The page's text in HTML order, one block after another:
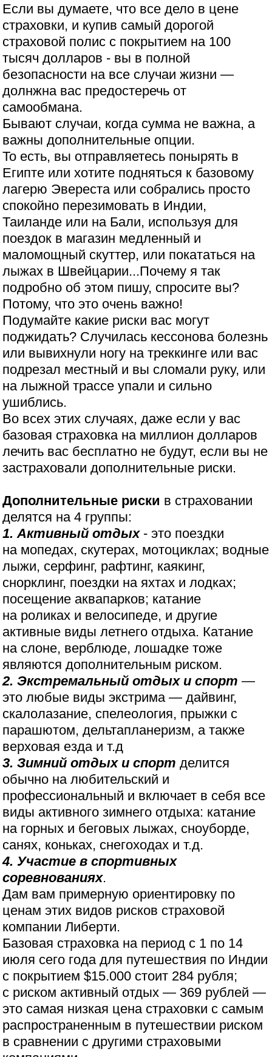
Если вы думаете, что все дело в цене
страховки, и купив самый дорогой
страховой полис с покрытием на 100
тысяч долларов - вы в полной
безопасности на все случаи жизни —
долнжна вас предостеречь от
самообмана.
Бывают случаи, когда сумма не важна, а
важны дополнительные опции.
То есть, вы отправляетесь понырять в
Египте или хотите подняться к базовому
лагерю Эвереста или собрались просто
спокойно перезимовать в Индии,
Таиланде или на Бали, используя для
поездок в магазин медленный и
маломощный скуттер, или покататься на
лыжах в Швейцарии...Почему я так
подробно об этом пишу, спросите вы?
Потому, что это очень важно!
Подумайте какие риски вас могут
поджидать? Случилась кессонова болезнь
или вывихнули ногу на треккинге или вас
подрезал местный и вы сломали руку, или
на лыжной трассе упали и сильно
ушиблись.
Во всех этих случаях, даже если у вас
базовая страховка на миллион долларов
лечить вас бесплатно не будут, если вы не
застраховали дополнительные риски.
Дополнительные риски в страховании
делятся на 4 группы:
1. Активный отдых - это поездки
на мопедах, скутерах, мотоциклах; водные
лыжи, серфинг, рафтинг, каякинг,
снорклинг, поездки на яхтах и лодках;
посещение аквапарков; катание
на роликах и велосипеде, и другие
активные виды летнего отдыха. Катание
на слоне, верблюде, лошадке тоже
являются дополнительным риском.
2. Экстремальный отдых и спорт —
это любые виды экстрима — дайвинг,
скалолазание, спелеология, прыжки с
парашютом, дельтапланеризм, а также
верховая езда и т.д
3. Зимний отдых и спорт делится
обычно на любительский и
профессиональный и включает в себя все
виды активного зимнего отдыха: катание
на горных и беговых лыжах, сноуборде,
санях, коньках, снегоходах и т.д.
4. Участие в спортивных
соревнованиях.
Дам вам примерную ориентировку по
ценам этих видов рисков страховой
компании Либерти.
Базовая страховка на период с 1 по 14
июля сего года для путешествия по Индии
с покрытием $15.000 стоит 284 рубля;
с риском активный отдых — 369 рублей —
это самая низкая цена страховки с самым
распространенным в путешествии риском
в сравнении с другими страховыми